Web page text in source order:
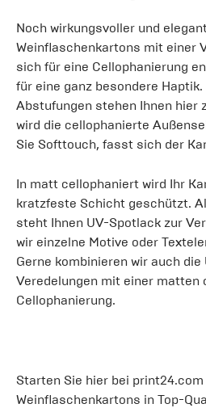
Noch wirkungsvoller und
Weinflaschenkartons mit einer
sich für eine Cellophanierung
für eine ganz besondere Haptik.
Abstufungen stehen Ihnen hier
wird die cellophanierte
Sie Softtouch, fasst sich der
In matt cellophaniert wird Ihr
kratzfeste Schicht geschützt.
steht Ihnen UV-Spotlack zur
wir einzelne Motive oder
Gerne kombinieren wir auch
Veredelungen mit einer matten
Cellophanierung.
Starten Sie hier bei
Weinflaschenkartons in Top-